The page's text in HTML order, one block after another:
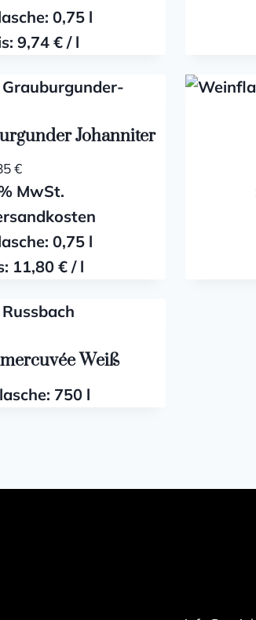
0,75 l
9,74 €/ l
Johanniter
€
MwSt.
0,75 l
11,80 €/ l
Weiß
750 l